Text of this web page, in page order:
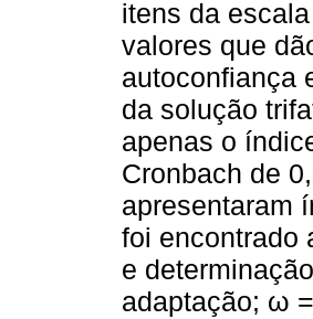
itens da
valores que
autoconfiança
da solução
apenas o
Cronbach de
apresentaram
foi encontrado
e
adaptação; ω